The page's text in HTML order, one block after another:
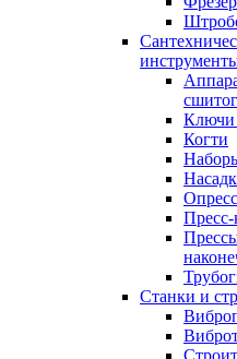
Ключи
Когти
Станки и